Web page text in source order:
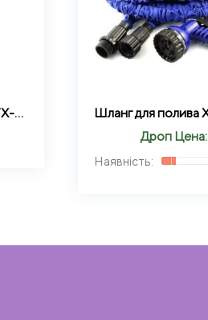
Вентилятор Wimpex WX-1203 настольный с таймером бесшумный 80 Вт
Дроп Цена: